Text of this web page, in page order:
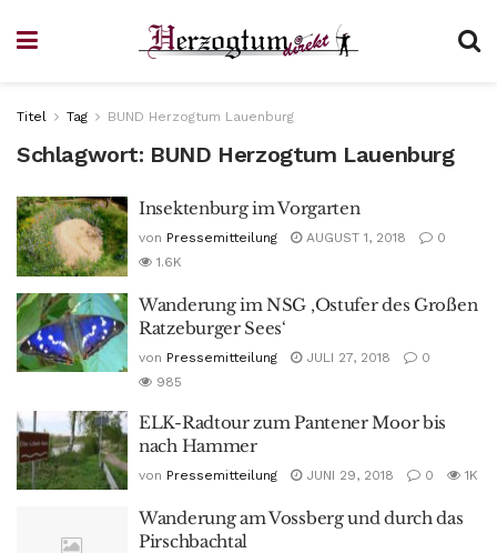
Titel Tag BUND Herzogtum Lauenburg
Schlagwort: BUND Herzogtum Lauenburg
Insektenburg im Vorgarten
von Pressemitteilung AUGUST 1, 2018
0
1.6K
Wanderung im NSG ‚Ostufer des Großen
Ratzeburger Sees‘
von Pressemitteilung JULI 27, 2018
0
985
ELK-Radtour zum Pantener Moor bis
nach Hammer
von Pressemitteilung JUNI 29, 2018 0 1K
Wanderung am Vossberg und durch das
Pirschbachtal